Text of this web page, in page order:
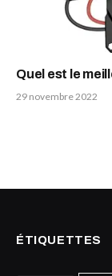
Quel est le
29 novembre 2022
ÉTIQUETTES